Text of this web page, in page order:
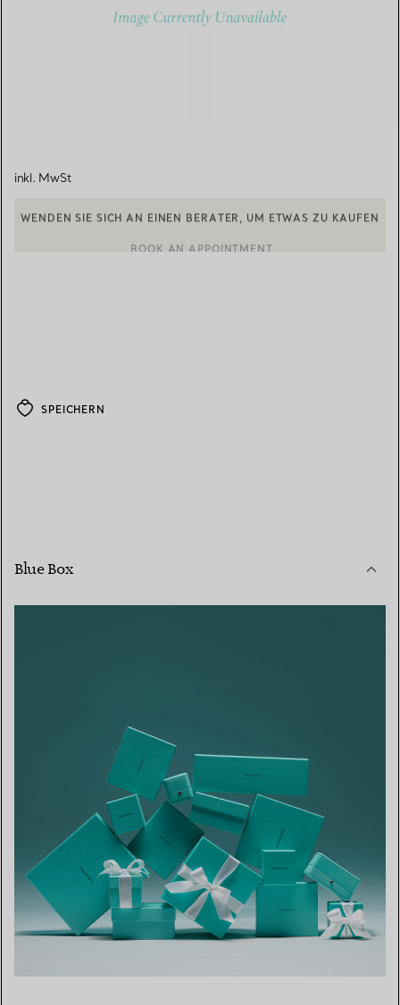
inkl. MwSt
BOOK AN APPOINTMENT
SPEICHERN
Blue Box